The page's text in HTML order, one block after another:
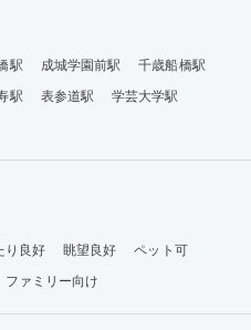
駅 成城学園前駅
千歳船橋駅
駅 表参道駅
学芸大学駅
り良好 眺望良好
ペット可
ファミリー向け